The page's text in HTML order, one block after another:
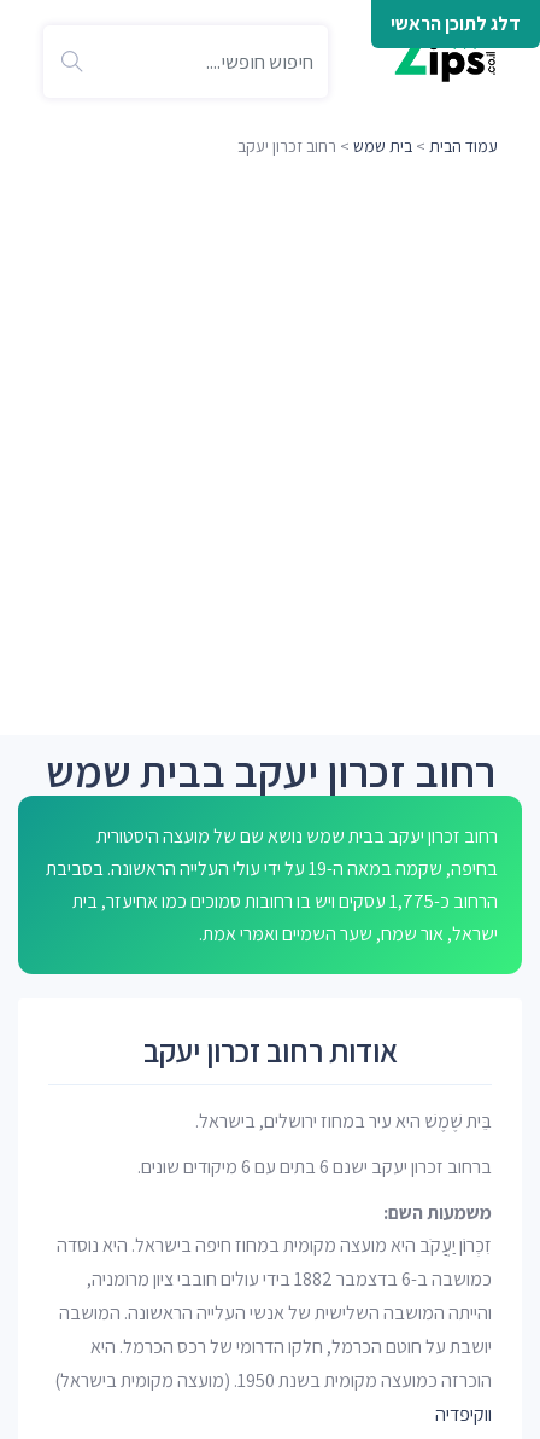
דלג לתוכן הראשי
עמוד הבית > בית שמש > רחוב זכרון יעקב
רחוב זכרון יעקב בבית שמש
רחוב זכרון יעקב בבית שמש נושא שם של מועצה היסטורית
בחיפה, שקמה במאה ה-19 על ידי עולי העלייה הראשונה. בסביבת
הרחוב כ-1,775 עסקים ויש בו רחובות סמוכים כמו אחיעזר, בית
ישראל, אור שמח, שער השמיים ואמּרי אמת.
אודות רחוב זכרון יעקב
בֵּית שֶׁמֶשׁ היא עיר במחוז ירושלים, בישראל.
ברחוב זכרון יעקב ישנם 6 בתים עם 6 מיקודים שונים.
משמעות השם:
זִכְרוֹן יַעֲקֹב היא מועצה מקומית במחוז חיפה בישראל. היא נוסדה
כמושבה ב-6 בדצמבר 1882 בידי עולים חובבי ציון מרומניה,
והייתה המושבה השלישית של אנשי העלייה הראשונה. המושבה
יושבת על חוטם הכרמל, חלקו הדרומי של רכס הכרמל. היא
הוכרזה כמועצה מקומית בשנת 1950. (מועצה מקומית בישראל)
ווקיפדיה